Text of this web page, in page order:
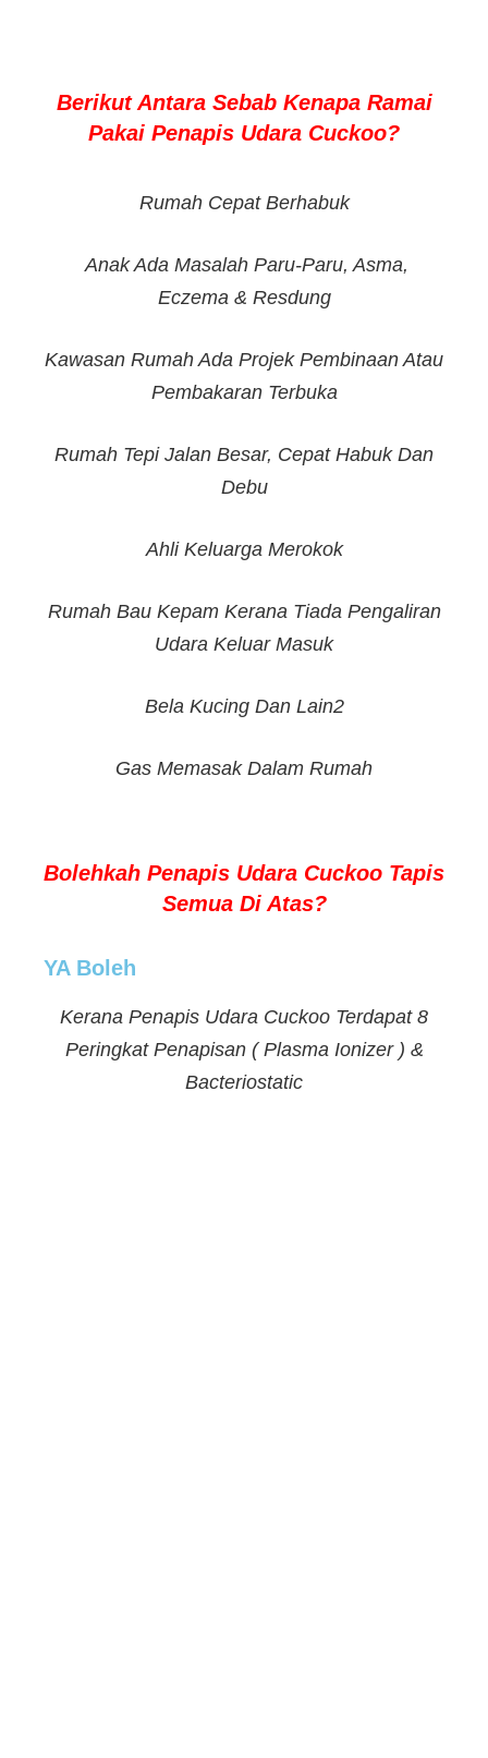
Berikut Antara Sebab Kenapa Ramai
Pakai Penapis Udara Cuckoo?
Rumah Cepat Berhabuk
Anak Ada Masalah Paru-Paru, Asma,
Eczema & Resdung
Kawasan Rumah Ada Projek Pembinaan Atau
Pembakaran Terbuka
Rumah Tepi Jalan Besar, Cepat Habuk Dan
Debu
Ahli Keluarga Merokok
Rumah Bau Kepam Kerana Tiada Pengaliran
Udara Keluar Masuk
Bela Kucing Dan Lain2
Gas Memasak Dalam Rumah
Bolehkah Penapis Udara Cuckoo Tapis
Semua Di Atas?
YA Boleh
Kerana Penapis Udara Cuckoo Terdapat 8
Peringkat Penapisan ( Plasma Ionizer ) &
Bacteriostatic